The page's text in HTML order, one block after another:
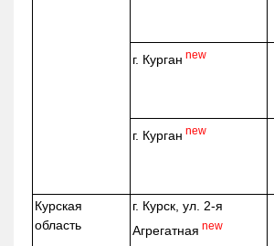
г. Курган new
г. Курган new
Курская
область
г. Курск, ул. 2-я
Агрегатная new